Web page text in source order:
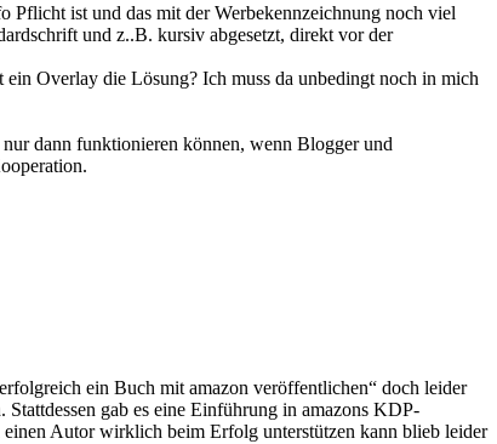
Pflicht ist und das mit der Werbekennzeichnung noch viel
und z..B. kursiv abgesetzt, direkt vor der
Overlay die Lösung? Ich muss da unbedingt noch in mich
dann funktionieren können, wenn Blogger und
ein Buch mit amazon veröffentlichen“ doch leider
Stattdessen gab es eine Einführung in amazons KDP-
Autor wirklich beim Erfolg unterstützen kann blieb leider